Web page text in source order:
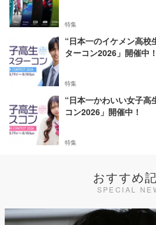
特集
“日本一のイケメン高校
ターコン2026」開催中！
特集
“日本一かわいい女子高
コン2026」開催中！
特集
おすすめ
SPECIAL